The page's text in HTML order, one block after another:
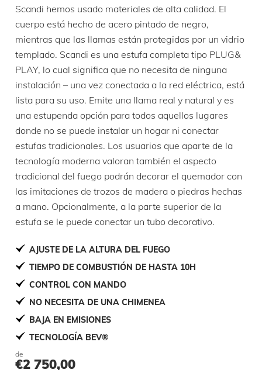
Scandi hemos usado materiales de alta calidad. El
cuerpo está hecho de acero pintado de negro,
mientras que las llamas están protegidas por un vidrio
templado. Scandi es una estufa completa tipo PLUG&
PLAY, lo cual significa que no necesita de ninguna
instalación – una vez conectada a la red eléctrica, está
lista para su uso. Emite una llama real y natural y es
una estupenda opción para todos aquellos lugares
donde no se puede instalar un hogar ni conectar
estufas tradicionales. Los usuarios que aparte de la
tecnología moderna valoran también el aspecto
tradicional del fuego podrán decorar el quemador con
las imitaciones de trozos de madera o piedras hechas
a mano. Opcionalmente, a la parte superior de la
estufa se le puede conectar un tubo decorativo.
AJUSTE DE LA ALTURA DEL FUEGO
TIEMPO DE COMBUSTIÓN DE HASTA 10H
CONTROL CON MANDO
NO NECESITA DE UNA CHIMENEA
BAJA EN EMISIONES
TECNOLOGÍA BEV®
de
€2 750,00